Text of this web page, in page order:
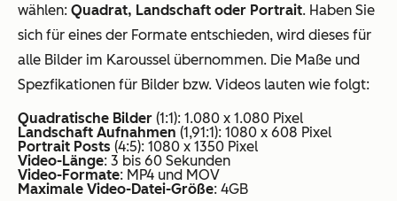
wählen: Quadrat, Landschaft oder Portrait. Haben Sie
sich für eines der Formate entschieden, wird dieses für
alle Bilder im Karoussel übernommen. Die Maße und
Spezfikationen für Bilder bzw. Videos lauten wie folgt:
Quadratische Bilder (1:1): 1.080 x 1.080 Pixel
Landschaft Aufnahmen (1,91:1): 1080 x 608 Pixel
Portrait Posts (4:5): 1080 x 1350 Pixel
Video-Länge: 3 bis 60 Sekunden
Video-Formate: MP4 und MOV
Maximale Video-Datei-Größe: 4GB